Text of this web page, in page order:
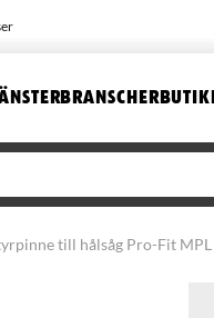
BRANSCHER
till hålsåg Pro-Fit MPL